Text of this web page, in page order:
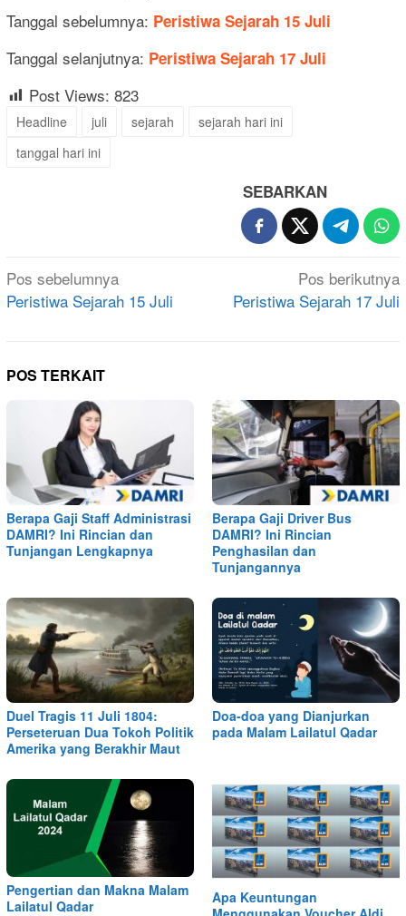
Tanggal sebelumnya: Peristiwa Sejarah 15 Juli
Tanggal selanjutnya: Peristiwa Sejarah 17 Juli
Post Views: 823
Headline juli sejarah
sejarah hari ini
tanggal hari ini
SEBARKAN
Navigasi
pos
Pos sebelumnya
Peristiwa Sejarah 15 Juli
Pos berikutnya
Peristiwa Sejarah 17 Juli
POS TERKAIT
Berapa Gaji Staff Administrasi
DAMRI? Ini Rincian dan
Tunjangan Lengkapnya
Berapa Gaji Driver Bus
DAMRI? Ini Rincian
Penghasilan dan
Tunjangannya
Duel Tragis 11 Juli 1804:
Perseteruan Dua Tokoh Politik
Amerika yang Berakhir Maut
Doa-doa yang Dianjurkan
pada Malam Lailatul Qadar
Pengertian dan Makna Malam
Lailatul Qadar
Apa Keuntungan